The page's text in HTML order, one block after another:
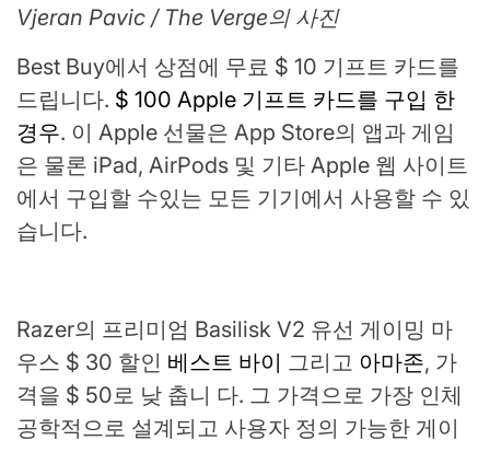
Vjeran Pavic / The Verge의 사진
Best Buy에서 상점에 무료 $ 10 기프트 카드를
드립니다. $ 100 Apple 기프트 카드를 구입 한
경우. 이 Apple 선물은 App Store의 앱과 게임
은 물론 iPad, AirPods 및 기타 Apple 웹 사이트
에서 구입할 수있는 모든 기기에서 사용할 수 있
습니다.
Razer의 프리미엄 Basilisk V2 유선 게이밍 마
우스 $ 30 할인 베스트 바이 그리고 아마존, 가
격을 $ 50로 낮 춥니 다. 그 가격으로 가장 인체
공학적으로 설계되고 사용자 정의 가능한 게이